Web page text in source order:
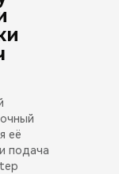
её
подача